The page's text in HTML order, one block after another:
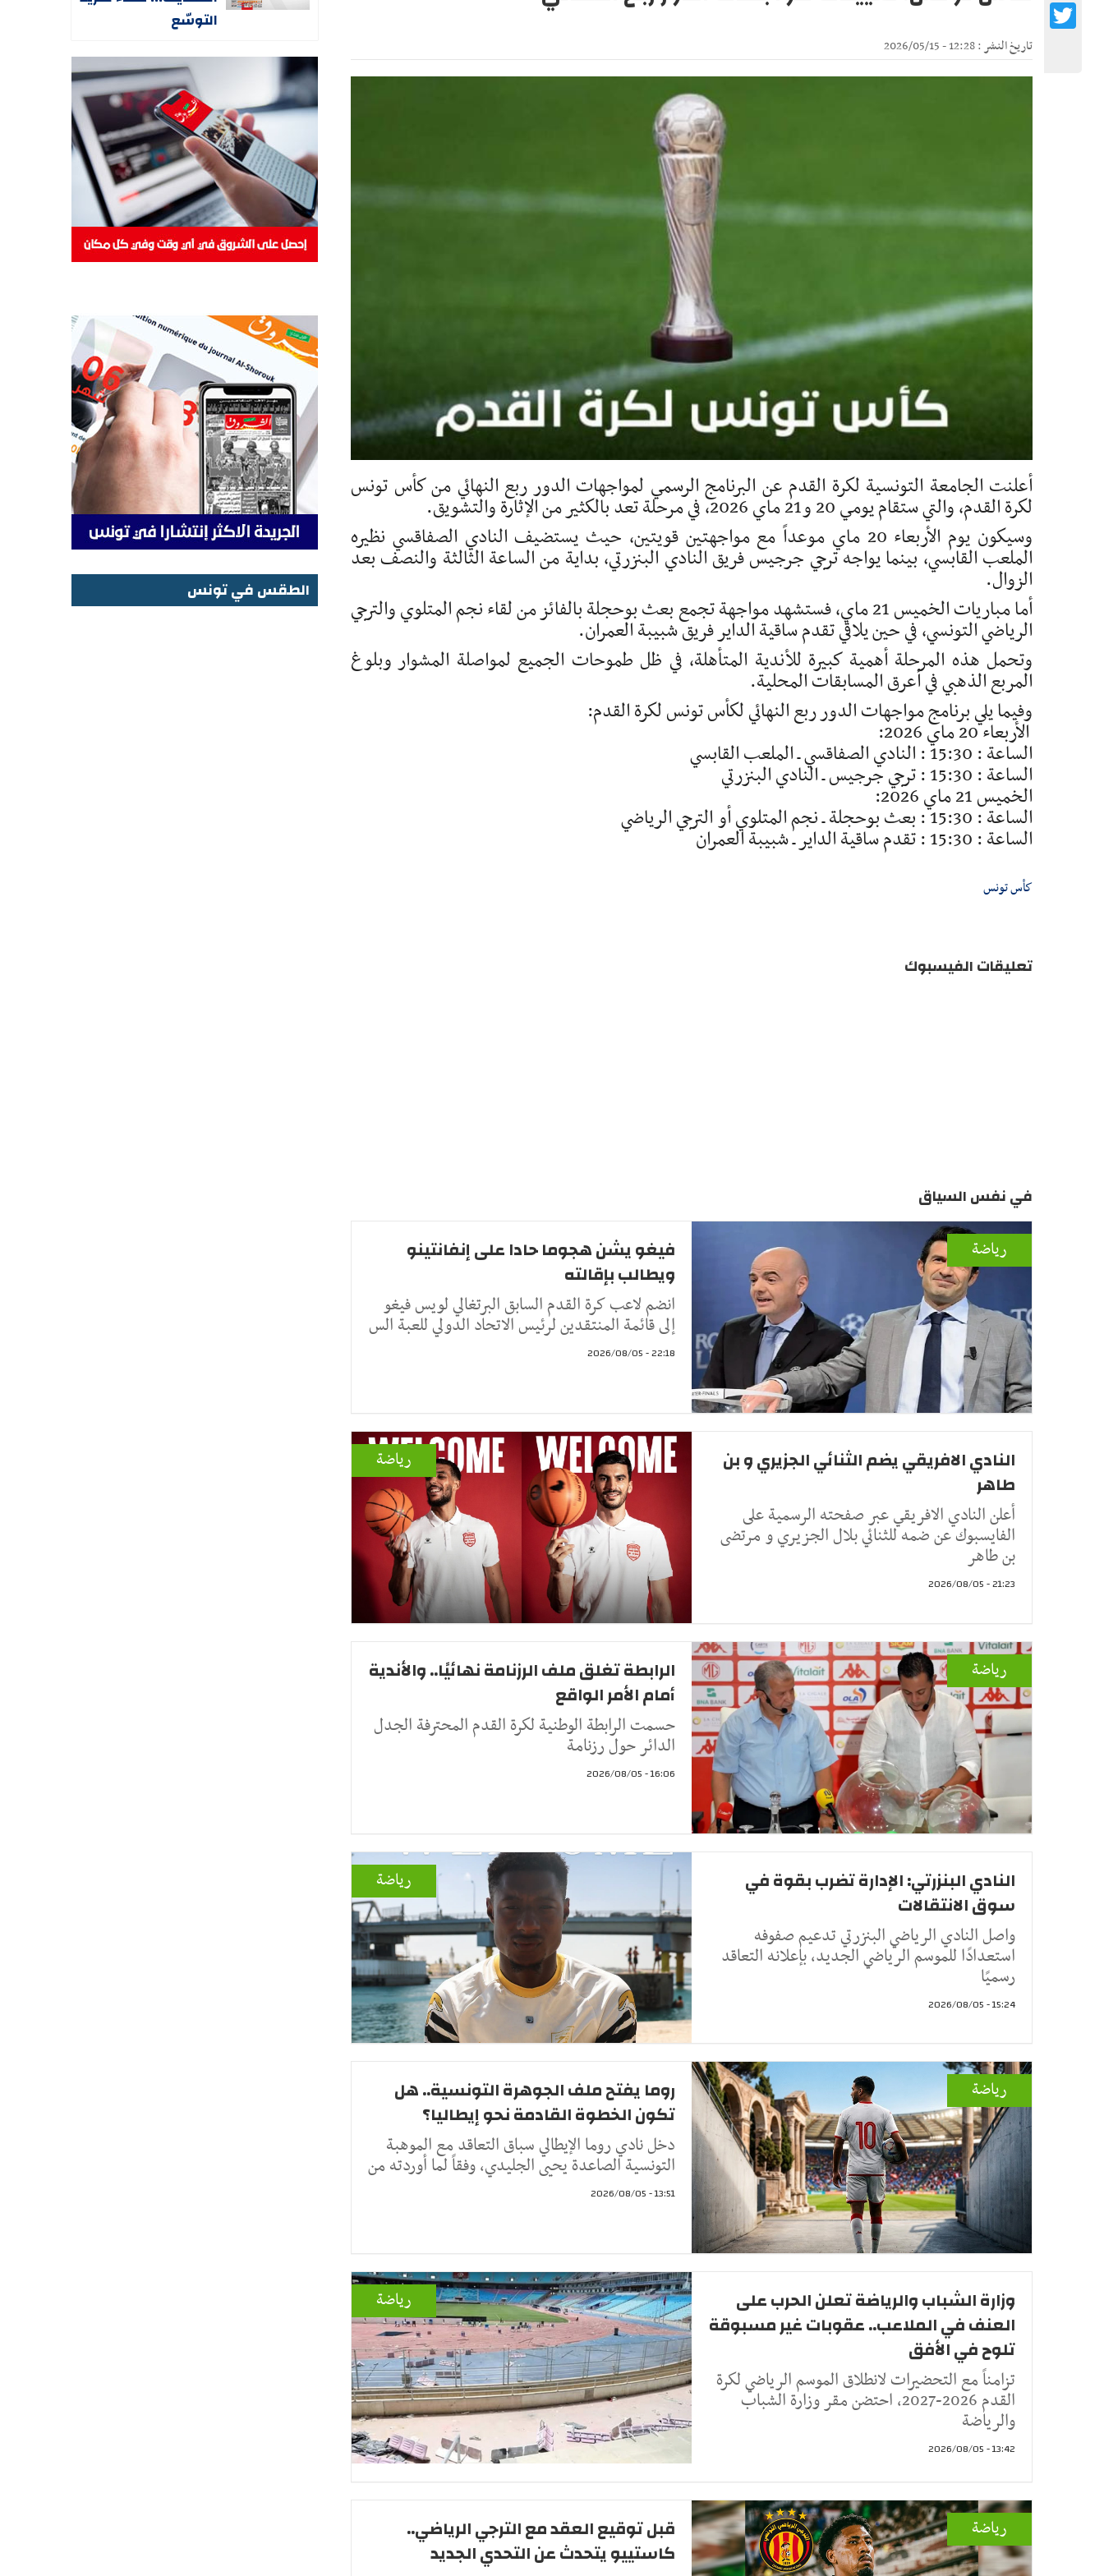
تاريخ النشر : 12:28 - 2026/05/15
أعلنت الجامعة التونسية لكرة القدم عن البرنامج الرسمي لمواجهات الدور ربع النهائي من كأس تونس
لكرة القدم، والتي ستقام يومي 20 و21 ماي 2026، في مرحلة تعد بالكثير من الإثارة والتشويق.
وسيكون يوم الأربعاء 20 ماي موعداً مع مواجهتين قويتين، حيث يستضيف النادي الصفاقسي نظيره
الملعب القابسي، بينما يواجه ترجي جرجيس فريق النادي البنزرتي، بداية من الساعة الثالثة والنصف بعد
الزوال.
أما مباريات الخميس 21 ماي، فستشهد مواجهة تجمع بعث بوحجلة بالفائز من لقاء نجم المتلوي والترجي
الرياضي التونسي، في حين يلاقي تقدم ساقية الداير فريق شبيبة العمران.
وتحمل هذه المرحلة أهمية كبيرة للأندية المتأهلة، في ظل طموحات الجميع لمواصلة المشوار وبلوغ
المربع الذهبي في أعرق المسابقات المحلية.
وفيما يلي برنامج مواجهات الدور ربع النهائي لكأس تونس لكرة القدم:
الأربعاء 20 ماي 2026:
الساعة : 15:30 : النادي الصفاقسي ـ الملعب القابسي
الساعة : 15:30 : ترجي جرجيس ـ النادي البنزرتي
الخميس 21 ماي 2026:
الساعة : 15:30 : بعث بوحجلة ـ نجم المتلوي أو الترجي الرياضي
الساعة : 15:30 : تقدم ساقية الداير ـ شبيبة العمران
كأس تونس
Twitter
تعليقات الفيسبوك
في نفس السياق
رياضة
فيغو يشن هجوما حادا على إنفانتينو
ويطالب بإقالته
انضم لاعب كرة القدم السابق البرتغالي لويس فيغو
إلى قائمة المنتقدين لرئيس الاتحاد الدولي للعبة الس
22:18 - 2026/08/05
رياضة
النادي الافريقي يضم الثنائي الجزيري و بن
طاهر
أعلن النادي الافريقي عبر صفحته الرسمية على
الفايسبوك عن ضمه للثنائي بلال الجزيري و مرتضى
بن طاهر
21:23 - 2026/08/05
رياضة
الرابطة تغلق ملف الرزنامة نهائيًا.. والأندية
أمام الأمر الواقع
حسمت الرابطة الوطنية لكرة القدم المحترفة الجدل
الدائر حول رزنامة
16:06 - 2026/08/05
رياضة
النادي البنزرتي: الإدارة تضرب بقوة في
سوق الانتقالات
واصل النادي الرياضي البنزرتي تدعيم صفوفه
استعدادًا للموسم الرياضي الجديد، بإعلانه التعاقد
رسميًا
15:24 - 2026/08/05
رياضة
روما يفتح ملف الجوهرة التونسية.. هل
تكون الخطوة القادمة نحو إيطاليا؟
دخل نادي روما الإيطالي سباق التعاقد مع الموهبة
التونسية الصاعدة يحيى الجليدي، وفقاً لما أوردته من
13:51 - 2026/08/05
رياضة
وزارة الشباب والرياضة تعلن الحرب على
العنف في الملاعب.. عقوبات غير مسبوقة
تلوح في الأفق
تزامناً مع التحضيرات لانطلاق الموسم الرياضي لكرة
القدم 2026-2027، احتضن مقر وزارة الشباب
والرياضة
13:42 - 2026/08/05
رياضة
قبل توقيع العقد مع الترجي الرياضي..
كاستييو يتحدث عن التحدي الجديد
التوسّع
الطقس في تونس